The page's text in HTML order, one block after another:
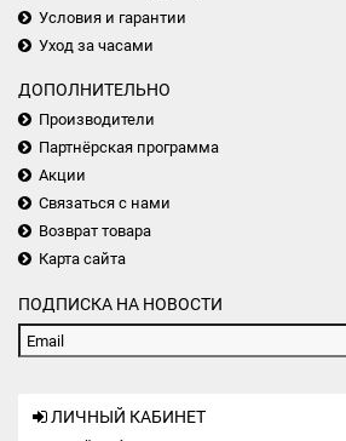
Условия и гарантии
Уход за часами
ДОПОЛНИТЕЛЬНО
Производители
Партнёрская программа
Акции
Связаться с нами
Возврат товара
Карта сайта
ПОДПИСКА НА НОВОСТИ
ЛИЧНЫЙ КАБИНЕТ